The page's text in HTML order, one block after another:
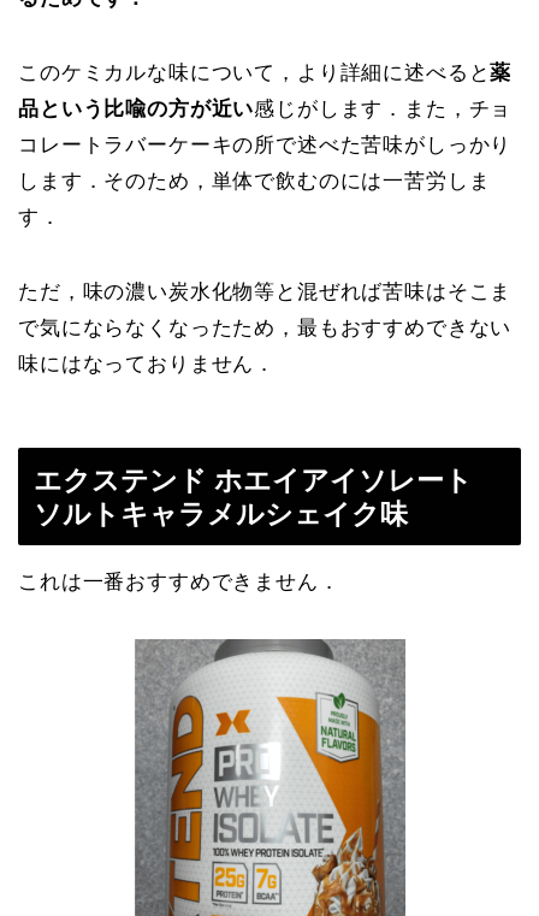
このケミカルな味について，より詳細に述べると薬
品という比喩の方が近い感じがします．また，チョ
コレートラバーケーキの所で述べた苦味がしっかり
します．そのため，単体で飲むのには一苦労しま
す．
ただ，味の濃い炭水化物等と混ぜれば苦味はそこま
で気にならなくなったため，最もおすすめできない
味にはなっておりません．
エクステンド ホエイアイソレート
ソルトキャラメルシェイク味
これは一番おすすめできません．